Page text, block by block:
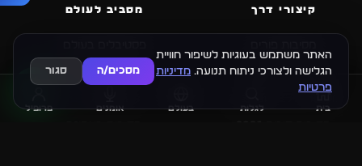
קיצורי דרך
מסיבות עצמאות
מסביב לעולם
מסיבות בברזיל
בית לגלות בעולם אומנים פרופיל
האתר משתמש בעוגיות לשיפור חוויית
הגלישה ולצורכי ניתוח תנועה. מדיניות
פרטיות
מסכים/ה סגור